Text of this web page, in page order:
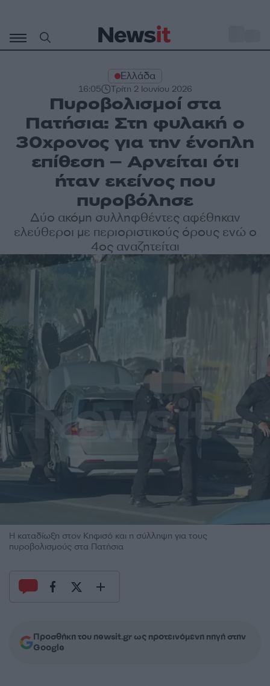
περιεχόμενο
Ελλάδα
16:05 Τρίτη 2 Ιουνίου 2026
Πυροβολισμοί στα
Πατήσια: Στη φυλακή ο
30χρονος για την ένοπλη
επίθεση – Αρνείται ότι
ήταν εκείνος που
πυροβόλησε
Δύο ακόμη συλληφθέντες αφέθηκαν
ελεύθεροι με περιοριστικούς όρους ενώ ο
4ος αναζητείται
Η καταδίωξη στον Κηφισό και η σύλληψη για τους
πυροβολισμούς στα Πατήσια
Προσθήκη του newsit.gr ως προτεινόμενη πηγή στην
Google